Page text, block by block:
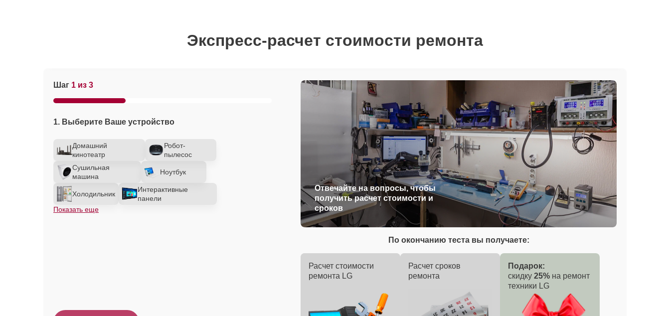
Экспресс-расчет стоимости ремонта
Шаг 1 из 3
1. Выберите Ваше устройство
Домашний
кинотеатр
Робот-
пылесос
Сушильная
машина
Ноутбук
Холодильник
Интерактивные
панели
Показать еще
Отвечайте на вопросы, чтобы
получить расчет стоимости и
сроков
По окончанию теста вы получаете:
Расчет стоимости
ремонта LG
Расчет сроков
ремонта
Подарок:
скидку 25% на ремонт
техники LG